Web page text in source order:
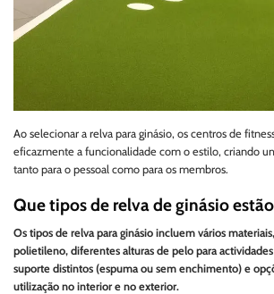
Ao selecionar a relva para ginásio, os centros de
eficazmente a funcionalidade com o estilo, criando
tanto para o pessoal como para os membros.
Que tipos de relva de ginásio
Os tipos de relva para ginásio incluem vários
polietileno, diferentes alturas de pelo para
suporte distintos (espuma ou sem enchimento) e
utilização no interior e no exterior.